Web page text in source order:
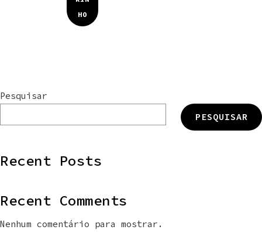
Pesquisar
PESQUISAR
Recent Posts
Recent Comments
Nenhum comentário para mostrar.